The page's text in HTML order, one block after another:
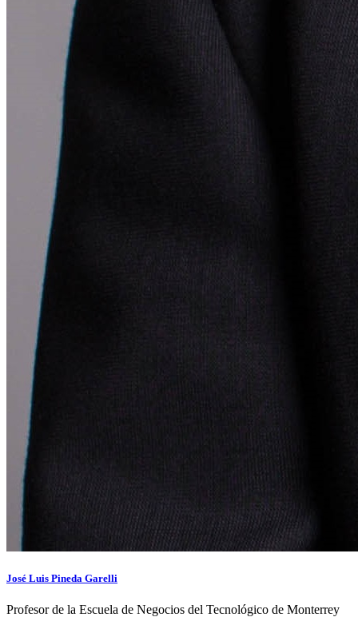
José Luis Pineda Garelli
Profesor de la Escuela de Negocios del Tecnológico de Monterrey